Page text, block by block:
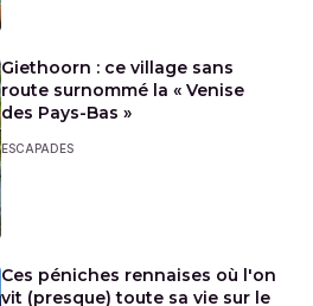
Giethoorn : ce village sans
route surnommé la « Venise
des Pays-Bas »
ESCAPADES
Ces péniches rennaises où l'on
vit (presque) toute sa vie sur le